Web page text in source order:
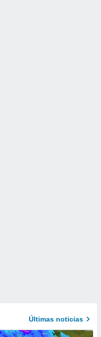
Últimas noticias